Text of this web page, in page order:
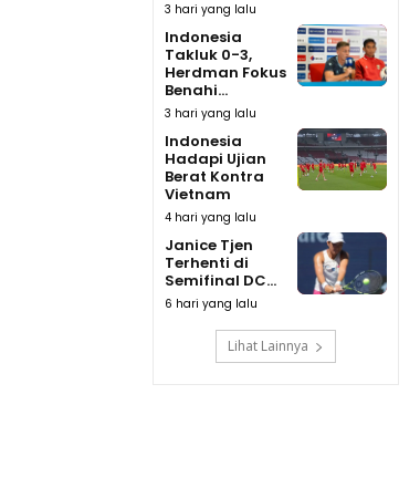
3 hari yang lalu
Indonesia
Takluk 0-3,
Herdman Fokus
Benahi...
3 hari yang lalu
Indonesia
Hadapi Ujian
Berat Kontra
Vietnam
4 hari yang lalu
Janice Tjen
Terhenti di
Semifinal DC...
6 hari yang lalu
Lihat Lainnya